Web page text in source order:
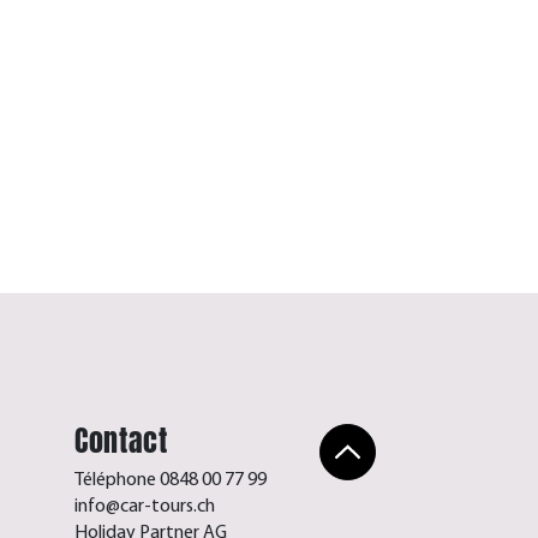
Contact
Téléphone 0848 00 77 99
info@car-tours.ch
Holiday Partner AG